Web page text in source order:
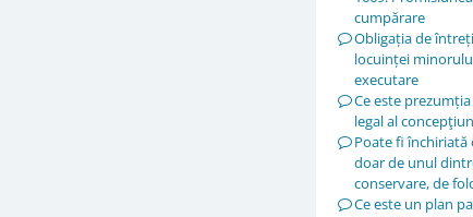
cumpărare
Obligația de
locuinței
executare
Ce este
legal al
Poate fi
doar de unul
conservare, de
Ce este un plan